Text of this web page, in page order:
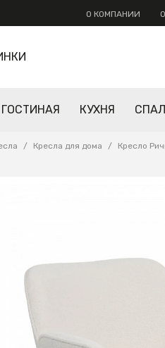
О КОМПАНИИ
ГОСТИНАЯ КУХНЯ
/ Кресла для дома / Кресло